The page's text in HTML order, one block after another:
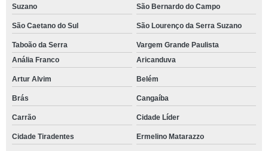
Suzano São Bernardo do Campo
São Caetano do Sul São Lourenço da Serra Suzano
Taboão da Serra
Vargem Grande Paulista
Anália Franco
Aricanduva
Artur Alvim Belém
Brás Cangaíba
Carrão Cidade Líder
Cidade Tiradentes Ermelino Matarazzo